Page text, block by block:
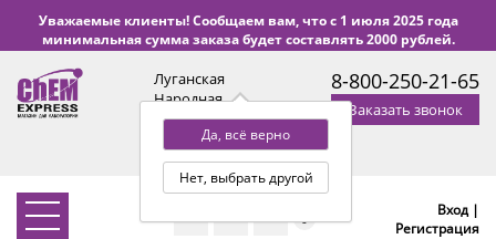
Уважаемые клиенты! Сообщаем вам, что с 1 июля 2025 года
минимальная сумма заказа будет составлять 2000 рублей.
Луганская
Народная
Республика
Да, всё верно
Нет, выбрать другой
с 9:00 до 18:00 по Уфе
(+2 МСК)
8-800-250-21-65
Заказать звонок
0
Вход |
Регистрация